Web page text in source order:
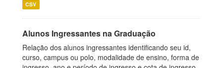
CSV
Alunos Ingressantes na Graduação
Relação dos alunos ingressantes identificando seu id,
curso, campus ou polo, modalidade de ensino, forma de